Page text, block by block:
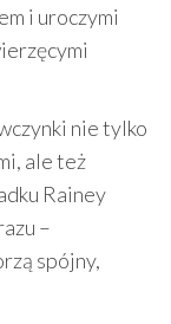
i uroczymi
nie tylko
ale też
Rainey
–
spójny,